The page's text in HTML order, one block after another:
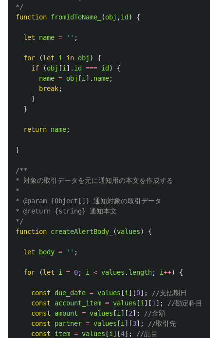
*/
function fromIdToName_ (obj ,id ) {
let name = '' ;
for (let i in obj )
{
if
(obj [i ]. id === id )
{
name = obj [i ]. name;
break;
}
}
return name;
}
/**
* 対象の取引データを元に通知用の本文を作成する
*
* @param {Object[]} 通知対象の取引データ
* @return {string} 通知本文
*/
function createAlertBody_ (values) {
let body = '' ;
for (let i = 0; i < values . length; i++) {
const due_date = values [i ][0];
//支払期日
const
account_item = values [i ][1 ];
//勘定科目
const
amount = values [i ][2];
//金額
const
partner = values [i ][3];
//取引先
const
item = values [i ][4]; //品目